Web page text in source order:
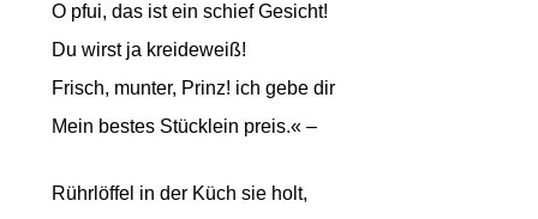
O pfui, das ist ein schief Gesicht!
Du wirst ja kreideweiß!
Frisch, munter, Prinz! ich gebe dir
Mein bestes Stücklein preis.« –
Rührlöffel in der Küch sie holt,